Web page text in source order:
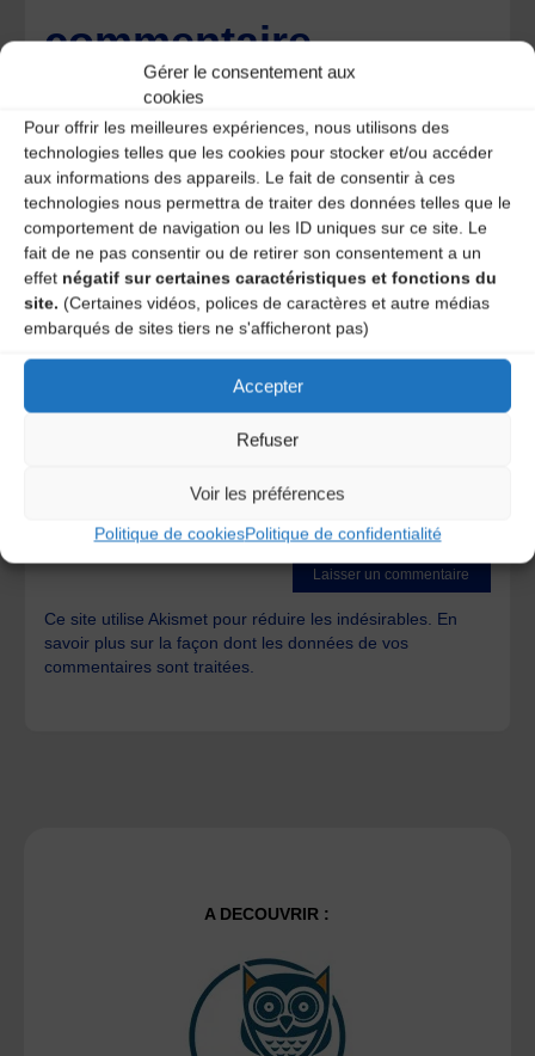
Gérer le consentement aux
cookies
Pour offrir les meilleures expériences, nous utilisons des
technologies telles que les cookies pour stocker et/ou accéder
aux informations des appareils. Le fait de consentir à ces
technologies nous permettra de traiter des données telles que le
comportement de navigation ou les ID uniques sur ce site. Le
fait de ne pas consentir ou de retirer son consentement a un
effet négatif sur certaines caractéristiques et fonctions du
site. (Certaines vidéos, polices de caractères et autre médias
embarqués de sites tiers ne s'afficheront pas)
Accepter
Refuser
Voir les préférences
Politique de cookiesPolitique de confidentialité
commentaire
Votre adresse e-mail ne sera pas publiée. Les champs
obligatoires sont indiqués avec
Save my name, email, and site URL in my browser for next
time I post a comment.
Ce site utilise Akismet pour réduire les indésirables. En
savoir plus sur la façon dont les données de vos
commentaires sont traitées.
A DECOUVRIR :